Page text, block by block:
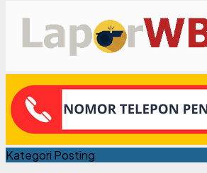
Kategori Posting